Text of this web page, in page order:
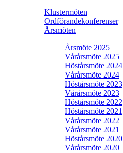
Klustermöten
Ordförandekonferenser
Årsmöten
Årsmöte 2025
Vårårsmöte 2025
Höstårsmöte 2024
Vårårsmöte 2024
Höstårsmöte 2023
Vårårsmöte 2023
Höstårsmöte 2022
Höstårsmöte 2021
Vårårsmöte 2022
Vårårsmöte 2021
Höstårsmöte 2020
Vårårsmöte 2020